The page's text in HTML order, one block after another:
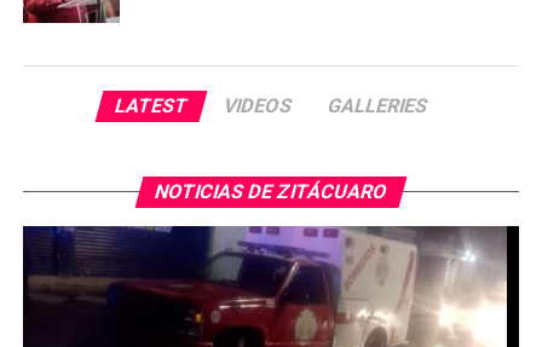
LATEST VIDEOS GALLERIES
NOTICIAS DE ZITÁCUARO